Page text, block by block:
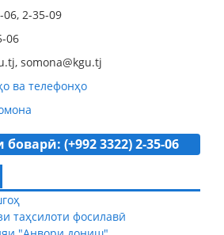
06, 2-35-09
06
somona@kgu.tj
ва телефонҳо
(+992 3322) 2-35-06
таҳсилоти фосилавӣ